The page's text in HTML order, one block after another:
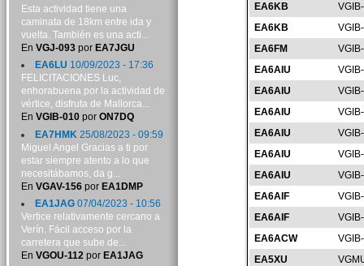
EA6KB
EA6KB
EA6FM
EA6AIU
EA6AIU
EA6AIU
EA6AIU
EA6AIU
EA6AIU
EA6AIF
EA6AIF
EA6ACW
EA5XU
Esta actividad tiene una
caminata de 18km entre ida y
vuelta. También es una acti...
En VGJ-093por EA7JGU
EA6LU 10/09/2023 - 17:36
FELICITACIONES Luc,
enhorabuena por la actividad de
vértice, disfruta de Mallorca...
En VGIB-010por ON7DQ
EA7HMK 25/08/2023 - 09:59
Miguel Angel Gracias a ti por
estar siempre atento a lo que
necesitábamos, da g...
En VGAV-156por EA1DMP
EA1JAG07/04/2023 - 10:56
Vertice relativamente cercano a
Verín. Fácil acceso por la
carretera que sube de...
En VGOU-112por EA1JAG